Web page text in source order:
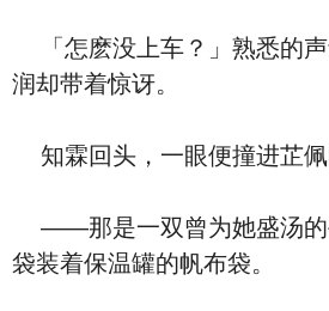
「怎麽没上车？」熟悉的
润却带着惊讶。
知霖回头，一眼便撞进芷佩
——那是一双曾为她盛汤的
袋装着保温罐的帆布袋。